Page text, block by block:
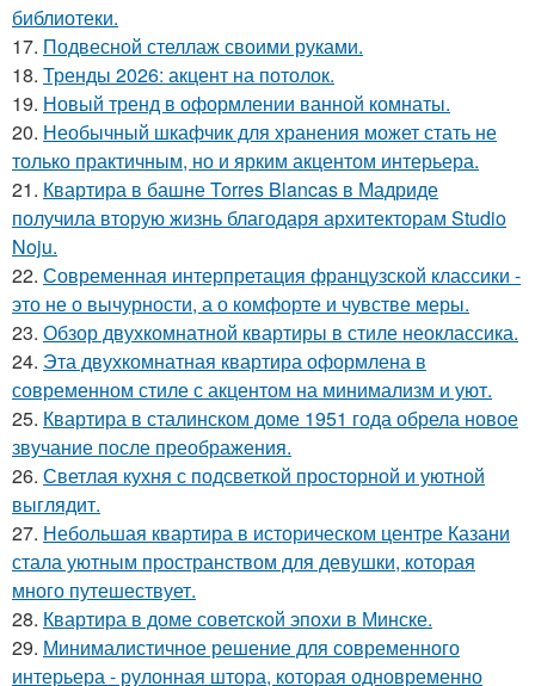
библиотеки.
17. Подвесной стеллаж своими руками.
18. Тренды 2026: акцент на потолок.
19. Новый тренд в оформлении ванной комнаты.
20. Необычный шкафчик для хранения может стать не
только практичным, но и ярким акцентом интерьера.
21. Квартира в башне Torres Blancas в Мадриде
получила вторую жизнь благодаря архитекторам Studio
Noju.
22. Современная интерпретация французской классики -
это не о вычурности, а о комфорте и чувстве меры.
23. Обзор двухкомнатной квартиры в стиле неоклассика.
24. Эта двухкомнатная квартира оформлена в
современном стиле с акцентом на минимализм и уют.
25. Квартира в сталинском доме 1951 года обрела новое
звучание после преображения.
26. Светлая кухня с подсветкой просторной и уютной
выглядит.
27. Небольшая квартира в историческом центре Казани
стала уютным пространством для девушки, которая
много путешествует.
28. Квартира в доме советской эпохи в Минске.
29. Минималистичное решение для современного
интерьера - рулонная штора, которая одновременно